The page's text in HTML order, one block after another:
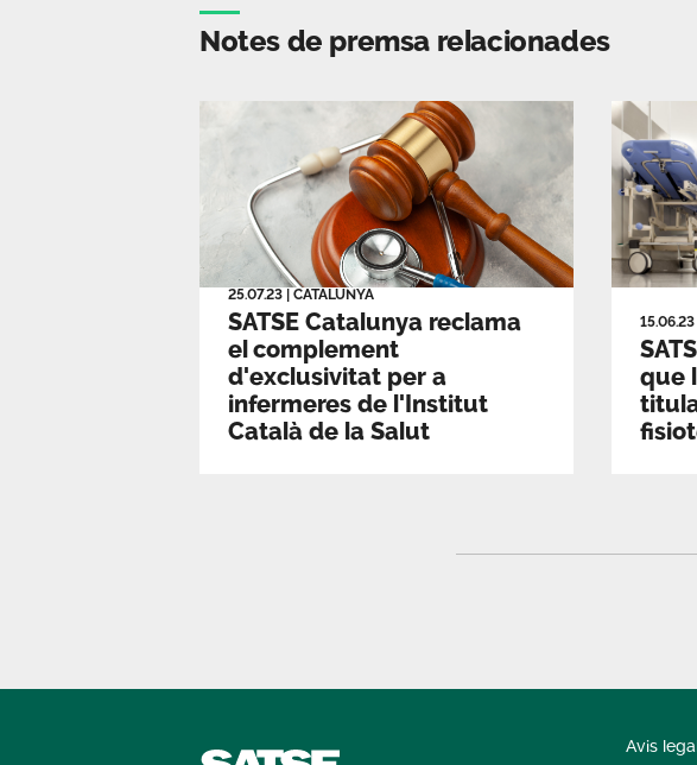
Notes de premsa relacionades
25.07.23 CATALUNYA
SATSE Catalunya reclama
el complement
d'exclusivitat per a
infermeres de l'Institut
Català de la Salut
15.06.23
que
Avis